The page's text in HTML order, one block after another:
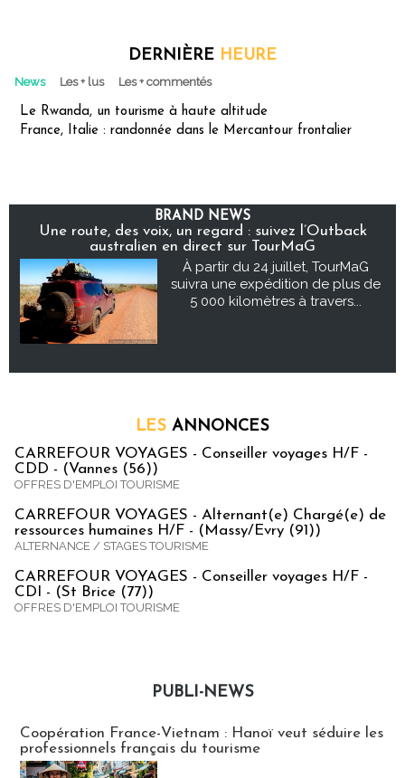
DERNIÈRE HEURE
News Les + lus Les + commentés
Le Rwanda, un tourisme à haute altitude
France, Italie : randonnée dans le Mercantour frontalier
BRAND NEWS
Une route, des voix, un regard : suivez l’Outback
australien en direct sur TourMaG
À partir du 24 juillet, TourMaG
suivra une expédition de plus de
5 000 kilomètres à travers...
LES ANNONCES
CARREFOUR VOYAGES - Conseiller voyages H/F -
CDD - (Vannes (56))
OFFRES D'EMPLOI TOURISME
CARREFOUR VOYAGES - Alternant(e) Chargé(e) de
ressources humaines H/F - (Massy/Evry (91))
ALTERNANCE / STAGES TOURISME
CARREFOUR VOYAGES - Conseiller voyages H/F -
CDI - (St Brice (77))
OFFRES D'EMPLOI TOURISME
PUBLI-NEWS
Coopération France-Vietnam : Hanoï veut séduire les
professionnels français du tourisme